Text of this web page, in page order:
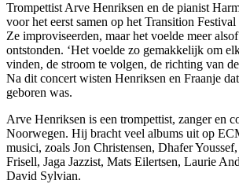
Trompettist Arve Henriksen en de pianist
voor het eerst samen op het Transition
Ze improviseerden, maar het voelde meer
ontstonden. ‘Het voelde zo gemakkelijk om
vinden, de stroom te volgen, de richting van
Na dit concert wisten Henriksen en Fraanje
geboren was.
Arve Henriksen is een trompettist, zanger en
Noorwegen. Hij bracht veel albums uit op
musici, zoals Jon Christensen, Dhafer
Frisell, Jaga Jazzist, Mats Eilertsen, Laurie
David Sylvian.